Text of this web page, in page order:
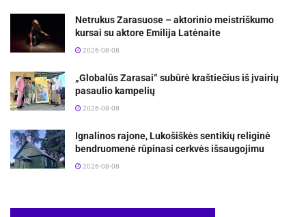
Netrukus Zarasuose – aktorinio meistriškumo
kursai su aktore Emilija Latėnaite
2026-08-08
„Globalūs Zarasai“ subūrė kraštiečius iš įvairių
pasaulio kampelių
2026-08-08
Ignalinos rajone, Lukošiškės sentikių religinė
bendruomenė rūpinasi cerkvės išsaugojimu
2026-08-08